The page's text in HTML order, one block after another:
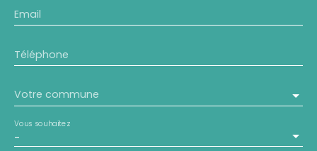
Email
Téléphone
Votre commune
-
Vous souhaitez